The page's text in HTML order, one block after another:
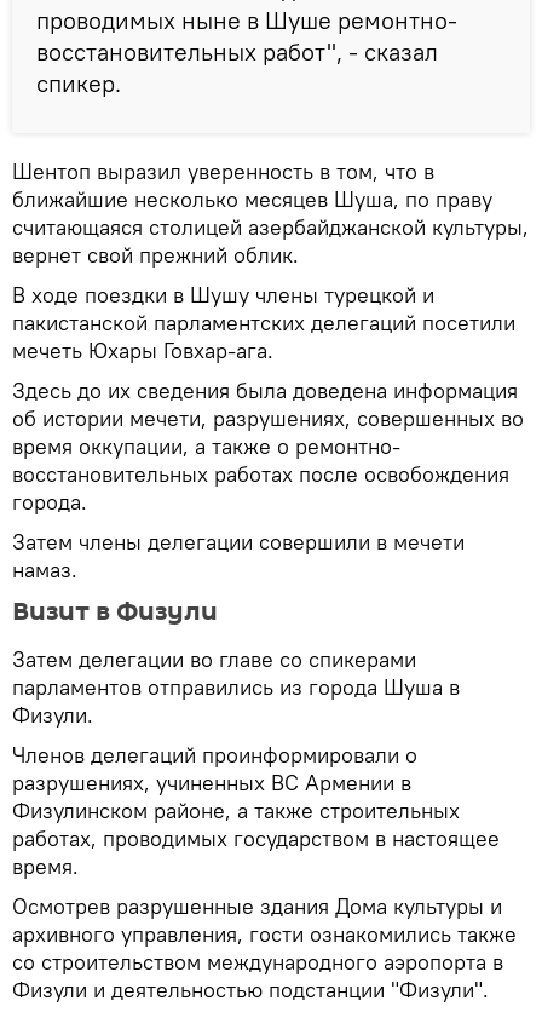
проводимых ныне в Шуше ремонтно-
восстановительных работ", - сказал
спикер.
Шентоп выразил уверенность в том, что в
ближайшие несколько месяцев Шуша, по праву
считающаяся столицей азербайджанской культуры,
вернет свой прежний облик.
В ходе поездки в Шушу члены турецкой и
пакистанской парламентских делегаций посетили
мечеть Юхары Говхар-ага.
Здесь до их сведения была доведена информация
об истории мечети, разрушениях, совершенных во
время оккупации, а также о ремонтно-
восстановительных работах после освобождения
города.
Затем члены делегации совершили в мечети
намаз.
Визит в Физули
Затем делегации во главе со спикерами
парламентов отправились из города Шуша в
Физули.
Членов делегаций проинформировали о
разрушениях, учиненных ВС Армении в
Физулинском районе, а также строительных
работах, проводимых государством в настоящее
время.
Осмотрев разрушенные здания Дома культуры и
архивного управления, гости ознакомились также
со строительством международного аэропорта в
Физули и деятельностью подстанции "Физули".